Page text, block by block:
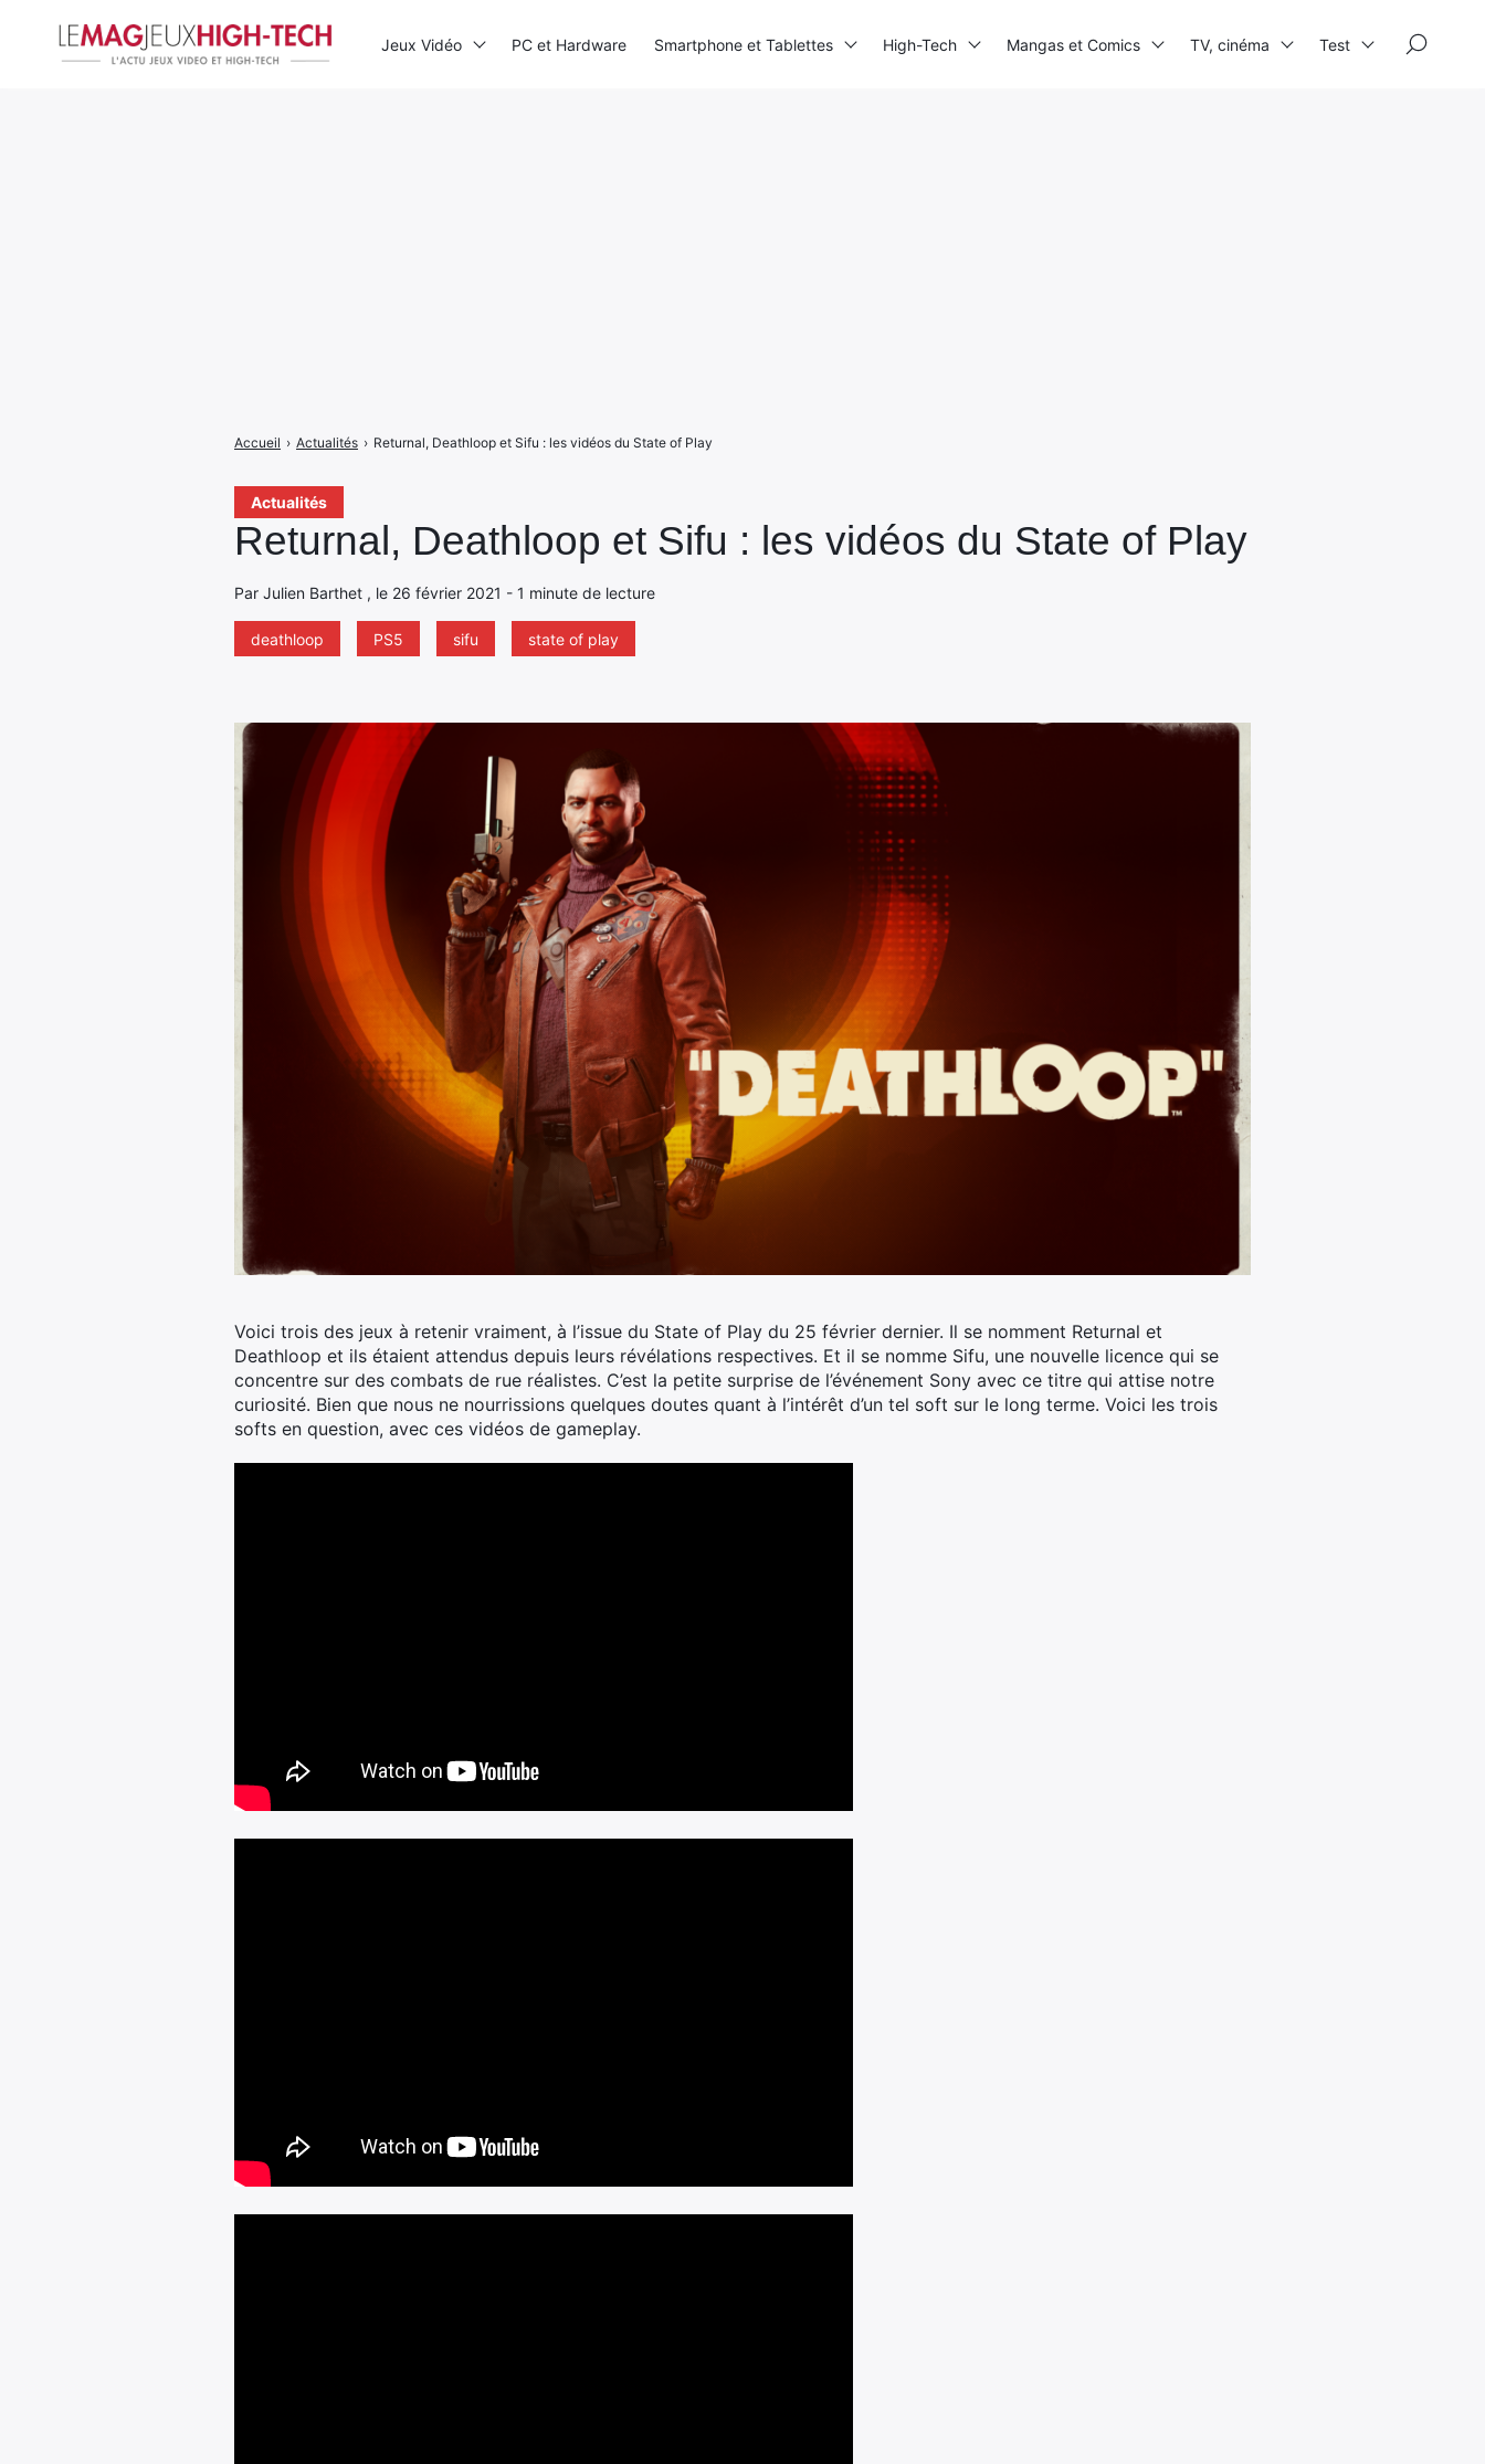
Actualités
Returnal, Deathloop et Sifu : les vidéos du State of Play
Par Julien Barthet , le 26 février 2021 - 1 minute de lecture
deathloop PS5 sifu state of play
Accueil › Actualités › Returnal, Deathloop et Sifu : les vidéos du State of Play
Voici trois des jeux à retenir vraiment, à l’issue du State of Play du 25 février dernier. Il se nomment Returnal et
Deathloop et ils étaient attendus depuis leurs révélations respectives. Et il se nomme Sifu, une nouvelle licence qui se
concentre sur des combats de rue réalistes. C’est la petite surprise de l’événement Sony avec ce titre qui attise notre
curiosité. Bien que nous ne nourrissions quelques doutes quant à l’intérêt d’un tel soft sur le long terme. Voici les trois
softs en question, avec ces vidéos de gameplay.
Jeux Vidéo PC et Hardware Smartphone et Tablettes High-Tech Mangas et Comics TV, cinéma Test